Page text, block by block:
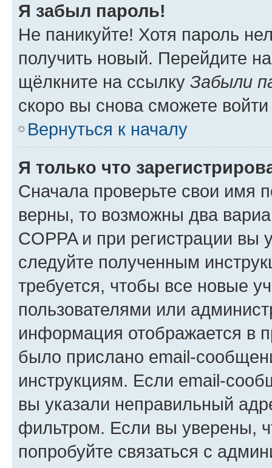
Я забыл пароль!
Не паникуйте! Хотя пароль
получить новый. Перейдите
щёлкните на ссылку Забыли
скоро вы снова сможете
Вернуться к началу
Я только что
Сначала проверьте свои имя
верны, то возможны два
COPPA и при регистрации вы
следуйте полученным
требуется, чтобы все новые
пользователями или
информация отображается в
было прислано email-
инструкциям. Если email-
вы указали неправильный
фильтром. Если вы уверены,
попробуйте связаться с